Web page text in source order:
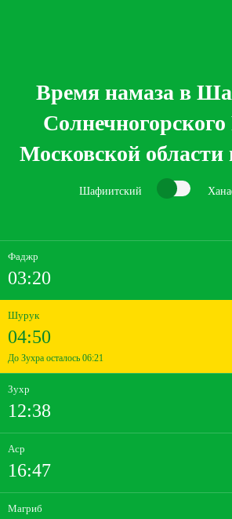
Время намаза в
Московской области
Шафиитский
Фаджр
03:20
Шурук
04:50
До Зухра осталось 06:21
Зухр
12:38
Аср
16:47
Магриб